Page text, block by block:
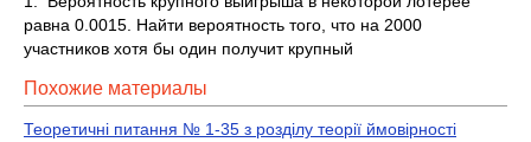
равна 0.0015. Найти вероятность того, что на 2000
участников хотя бы один получит крупный
Похожие материалы
Теоретичні питання № 1-35 з розділу теорії ймовірності